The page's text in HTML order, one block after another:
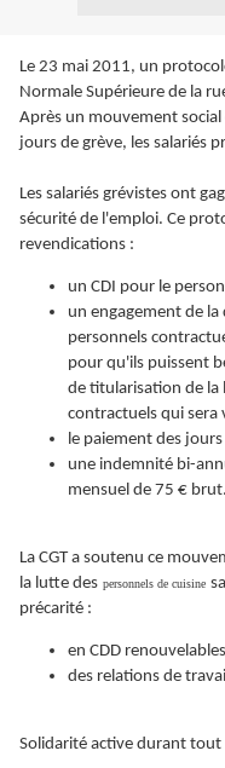
Le 23 mai 2011, un
Normale Supérieure de la
Après un mouvement
jours de grève, les salariés
Les salariés grévistes ont
sécurité de l'emploi. Ce
revendications :
un CDI pour le
un engagement de
personnels
pour qu'ils puissent
de titularisation de la
contractuels qui sera
le paiement des
une indemnité bi-
mensuel de 75 € brut.
La CGT a soutenu ce
la lutte des personnels de cuisine
précarité :
en CDD
des relations de
Solidarité active durant tout